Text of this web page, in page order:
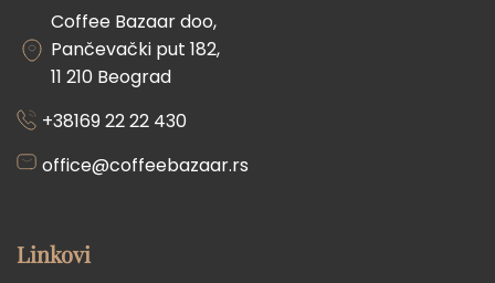
Coffee Bazaar doo,
Pančevački put 182,
11 210 Beograd
+38169 22 22 430
office@coffeebazaar.rs
Linkovi